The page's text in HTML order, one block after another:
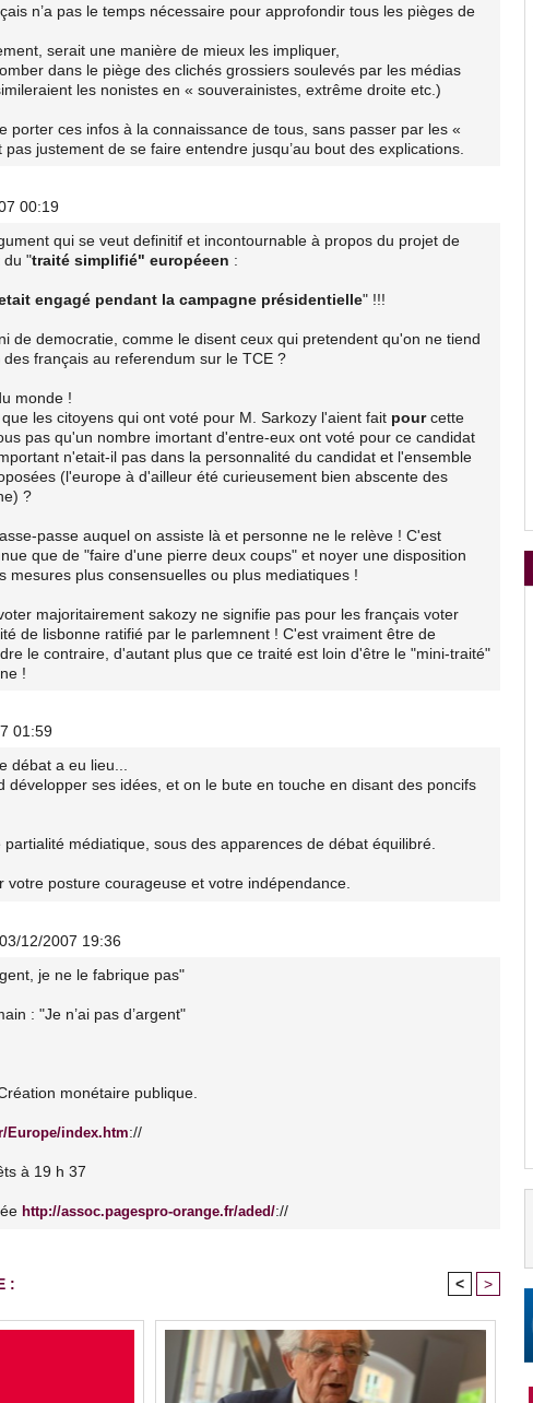
n’a pas le temps nécessaire pour approfondir tous les pièges de
serait une manière de mieux les impliquer,
dans le piège des clichés grossiers soulevés par les médias
les nonistes en « souverainistes, extrême droite etc.)
porter ces infos à la connaissance de tous, sans passer par les «
justement de se faire entendre jusqu’au bout des explications.
00:19
qui se veut definitif et incontournable à propos du projet de
du "traité simplifié" européeen :
engagé pendant la campagne présidentielle" !!!
de democratie, comme le disent ceux qui pretendent qu'on ne tiend
français au referendum sur le TCE ?
monde !
les citoyens qui ont voté pour M. Sarkozy l'aient fait pourcette
pas qu'un nombre imortant d'entre-eux ont voté pour ce candidat
n'etait-il pas dans la personnalité du candidat et l'ensemble
(l'europe à d'ailleur été curieusement bien abscente des
?
passe auquel on assiste là et personne ne le relève ! C'est
que de "faire d'une pierre deux coups" et noyer une disposition
mesures plus consensuelles ou plus mediatiques !
majoritairement sakozy ne signifie pas pour les français voter
de lisbonne ratifié par le parlemnent ! C'est vraiment être de
le contraire, d'autant plus que ce traité est loin d'être le "mini-traité"
!
01:59
débat a eu lieu...
développer ses idées, et on le bute en touche en disant des poncifs
médiatique, sous des apparences de débat équilibré.
votre posture courageuse et votre indépendance.
12/2007 19:36
je ne le fabrique pas"
: "Je n’ai pas d’argent"
monétaire publique.
Europe/index.htm://
à 19 h 37
http://assoc.pagespro-orange.fr/aded/://
: < >